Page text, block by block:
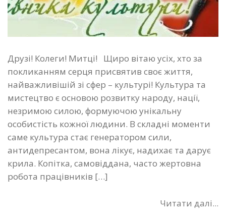
Друзі! Колеги! Митці! Щиро вітаю усіх, хто за
покликанням серця присвятив своє життя,
найважливішій зі сфер – культурі! Культура та
мистецтво є основою розвитку народу, нації,
незримою силою, формуючою унікальну
особистість кожної людини. В складні моменти
саме культура стає генератором сили,
антидепресантом, вона лікує, надихає та дарує
крила. Копітка, самовіддана, часто жертовна
робота працівників […]
Читати далі...